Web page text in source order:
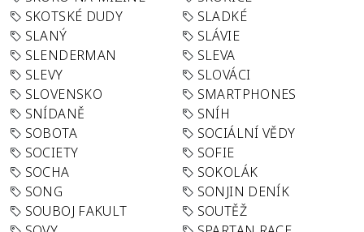
SKOTSKÉ DUDY
SLADKÉ
SLANÝ
SLÁVIE
SLENDERMAN
SLEVA
SLEVY
SLOVÁCI
SLOVENSKO
SMARTPHONES
SNÍDANĚ
SNÍH
SOBOTA
SOCIÁLNÍ VĚDY
SOCIETY
SOFIE
SOCHA
SOKOLÁK
SONG
SONJIN DENÍK
SOUBOJ FAKULT
SOUTĚŽ